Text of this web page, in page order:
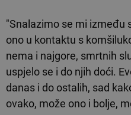
"Snalazimo se mi između
ono u kontaktu s
nema i najgore, smrtnih
uspjelo se i do njih doći.
danas i do ostalih, sad
ovako, može ono i bolje,